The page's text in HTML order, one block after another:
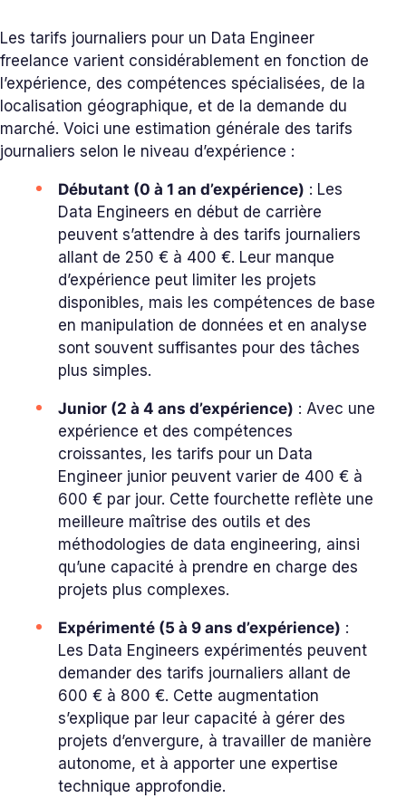
Les tarifs journaliers pour un Data Engineer
freelance varient considérablement en fonction de
l’expérience, des compétences spécialisées, de la
localisation géographique, et de la demande du
marché. Voici une estimation générale des tarifs
journaliers selon le niveau d’expérience :
Débutant (0 à 1 an d’expérience) : Les
Data Engineers en début de carrière
peuvent s’attendre à des tarifs journaliers
allant de 250 € à 400 €. Leur manque
d’expérience peut limiter les projets
disponibles, mais les compétences de base
en manipulation de données et en analyse
sont souvent suffisantes pour des tâches
plus simples.
Junior (2 à 4 ans d’expérience) : Avec une
expérience et des compétences
croissantes, les tarifs pour un Data
Engineer junior peuvent varier de 400 € à
600 € par jour. Cette fourchette reflète une
meilleure maîtrise des outils et des
méthodologies de data engineering, ainsi
qu’une capacité à prendre en charge des
projets plus complexes.
Expérimenté (5 à 9 ans d’expérience) :
Les Data Engineers expérimentés peuvent
demander des tarifs journaliers allant de
600 € à 800 €. Cette augmentation
s’explique par leur capacité à gérer des
projets d’envergure, à travailler de manière
autonome, et à apporter une expertise
technique approfondie.